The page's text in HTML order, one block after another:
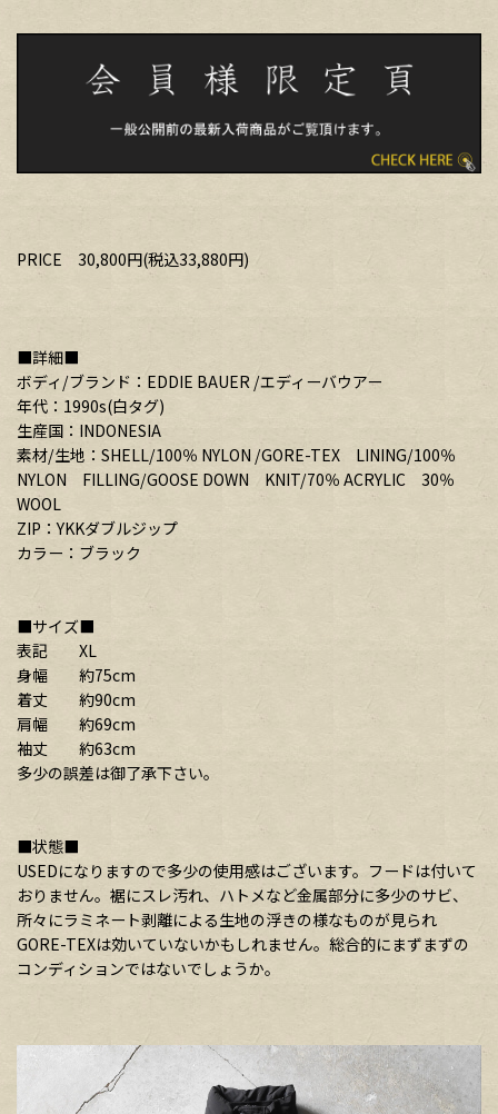
PRICE 30,800円(税込33,880円)
■詳細■
ボディ/ブランド：EDDIE BAUER /エディーバウアー
年代：1990s(白タグ)
生産国：INDONESIA
素材/生地：SHELL/100％ NYLON /GORE-TEX LINING/100％
NYLON FILLING/GOOSE DOWN KNIT/70％ ACRYLIC 30％
WOOL
ZIP：YKKダブルジップ
カラー：ブラック
■サイズ■
表記 XL
身幅 約75cm
着丈 約90cm
肩幅 約69cm
袖丈 約63cm
多少の誤差は御了承下さい。
■状態■
USEDになりますので多少の使用感はございます。フードは付いて
おりません。裾にスレ汚れ、ハトメなど金属部分に多少のサビ、
所々にラミネート剥離による生地の浮きの様なものが見られ
GORE-TEXは効いていないかもしれません。総合的にまずまずの
コンディションではないでしょうか。